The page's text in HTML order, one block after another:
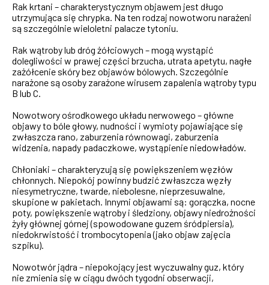
Rak krtani – charakterystycznym objawem jest długo
utrzymująca się chrypka. Na ten rodzaj nowotworu narażeni
są szczególnie wieloletni palacze tytoniu.
Rak wątroby lub dróg żółciowych – mogą wystąpić
dolegliwości w prawej części brzucha, utrata apetytu, nagłe
zażółcenie skóry bez objawów bólowych. Szczególnie
narażone są osoby zarażone wirusem zapalenia wątroby typu
B lub C.
Nowotwory ośrodkowego układu nerwowego – główne
objawy to bóle głowy, nudności i wymioty pojawiające się
zwłaszcza rano, zaburzenia równowagi, zaburzenia
widzenia, napady padaczkowe, wystąpienie niedowładów.
Chłoniaki – charakteryzują się powiększeniem węzłów
chłonnych. Niepokój powinny budzić zwłaszcza węzły
niesymetryczne, twarde, niebolesne, nieprzesuwalne,
skupione w pakietach. Innymi objawami są: gorączka, nocne
poty, powiększenie wątroby i śledziony, objawy niedrożności
żyły głównej górnej (spowodowane guzem śródpiersia),
niedokrwistość i trombocytopenia (jako objaw zajęcia
szpiku).
Nowotwór jądra – niepokojący jest wyczuwalny guz, który
nie zmienia się w ciągu dwóch tygodni obserwacji,